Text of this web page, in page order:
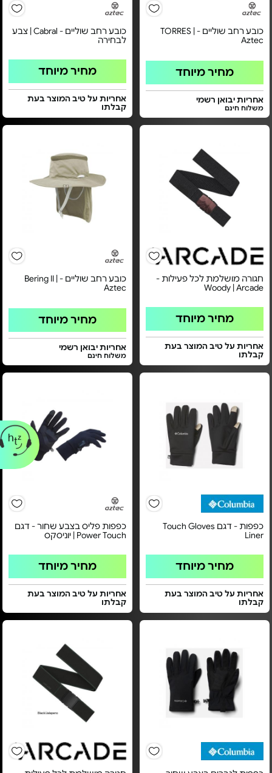
כובע רחב שוליים - TORRES |
Aztec
מחיר מיוחד
אחריות יבואן רשמי
משלוח חינם
כובע רחב שוליים - Cabral | צבע
לבחירה
מחיר מיוחד
אחריות על טיב המוצר בעת
קבלתו
חגורה מושלמת לכל פעילות -
Woody | Arcade
מחיר מיוחד
אחריות על טיב המוצר בעת
קבלתו
כובע רחב שוליים - Bering II |
Aztec
מחיר מיוחד
אחריות יבואן רשמי
משלוח חינם
כפפות - דגם Touch Gloves
Liner
מחיר מיוחד
אחריות על טיב המוצר בעת
קבלתו
כפפות פליס בצבע שחור - דגם
Power Touch | יוניסקס
מחיר מיוחד
אחריות על טיב המוצר בעת
קבלתו